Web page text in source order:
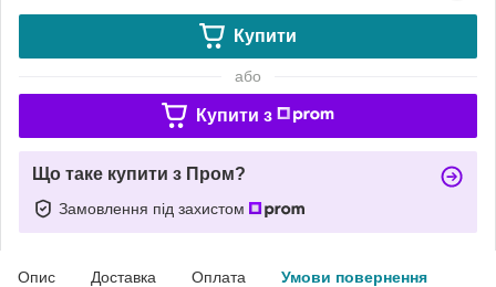
Купити
або
Купити з
Що таке купити з Пром?
Замовлення під захистом
Опис Доставка Оплата Умови повернення